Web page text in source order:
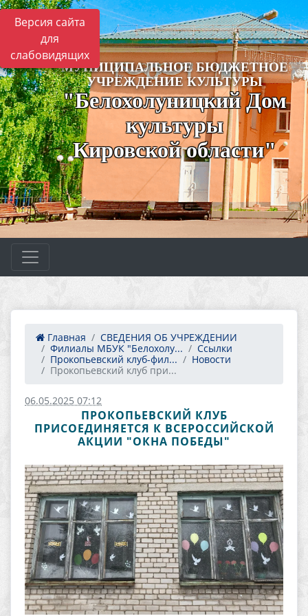
Версия сайта
для
слабовидящих
МУНИЦИПАЛЬНОЕ БЮДЖЕТНОЕ
УЧРЕЖДЕНИЕ КУЛЬТУРЫ
"Белохолуницкий Дом
культуры
Кировской области"
Главная
СВЕДЕНИЯ ОБ УЧРЕЖДЕНИИ
Филиалы МБУК "Белохолу...
Ссылки
Прокопьевский клуб-фил...
Новости
Прокопьевский клуб при...
06.05.2025 07:12
ПРОКОПЬЕВСКИЙ КЛУБ
ПРИСОЕДИНЯЕТСЯ К ВСЕРОССИЙСКОЙ
АКЦИИ "ОКНА ПОБЕДЫ"